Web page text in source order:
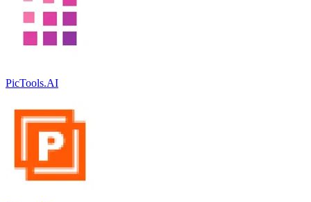
PicTools.AI